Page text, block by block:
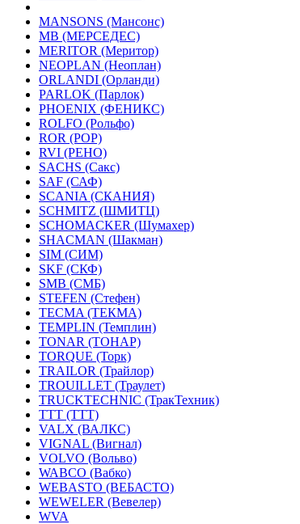
MANSONS (Мансонс)
MB (МЕРСЕДЕС)
MERITOR (Меритор)
NEOPLAN (Неоплан)
ORLANDI (Орланди)
PARLOK (Парлок)
PHOENIX (ФЕНИКС)
ROLFO (Рольфо)
ROR (РОР)
RVI (РЕНО)
SACHS (Сакс)
SAF (САФ)
SCANIA (СКАНИЯ)
SCHMITZ (ШМИТЦ)
SCHOMACKER (Шумахер)
SHACMAN (Шакман)
SIM (СИМ)
SKF (СКФ)
SMB (СМБ)
STEFEN (Стефен)
TECMA (ТЕКМА)
TEMPLIN (Темплин)
TONAR (ТОНАР)
TORQUE (Торк)
TRAILOR (Трайлор)
TROUILLET (Траулет)
TRUCKTECHNIC (ТракТехник)
TTT (ТТТ)
VALX (ВАЛКС)
VIGNAL (Вигнал)
VOLVO (Вольво)
WABCO (Вабко)
WEBASTO (ВЕБАСТО)
WEWELER (Вевелер)
WVA